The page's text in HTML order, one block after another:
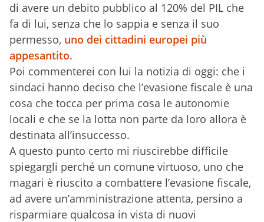
di avere un debito pubblico al 120% del PIL che
fa di lui, senza che lo sappia e senza il suo
permesso, uno dei cittadini europei più
appesantito.
Poi commenterei con lui la notizia di oggi: che i
sindaci hanno deciso che l’evasione fiscale è una
cosa che tocca per prima cosa le autonomie
locali e che se la lotta non parte da loro allora è
destinata all’insuccesso.
A questo punto certo mi riuscirebbe difficile
spiegargli perché un comune virtuoso, uno che
magari è riuscito a combattere l’evasione fiscale,
ad avere un’amministrazione attenta, persino a
risparmiare qualcosa in vista di nuovi